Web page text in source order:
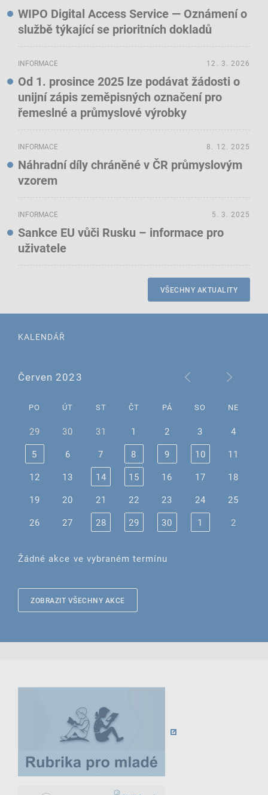
WIPO Digital Access Service — Oznámení o
službě týkající se prioritních dokladů
INFORMACE
Od 1. prosince 2025 lze podávat žádosti o
unijní zápis zeměpisných označení pro
řemeslné a průmyslové výrobky
12. 3. 2026
INFORMACE
Náhradní díly chráněné v ČR průmyslovým
vzorem
8. 12. 2025
INFORMACE
Sankce EU vůči Rusku – informace pro
uživatele
5. 3. 2025
VŠECHNY AKTUALITY
KALENDÁŘ
Červen 2023
PO ÚT ST ČT PÁ SO NE
29 30 31 1 2 3
4
5
6 7 8 9 10
11
12
13 14 15 16 17
18
19
20 21 22 23 24
25
26
27 28 29 30 1 2
Žádné akce ve vybraném termínu
ZOBRAZIT VŠECHNY AKCE